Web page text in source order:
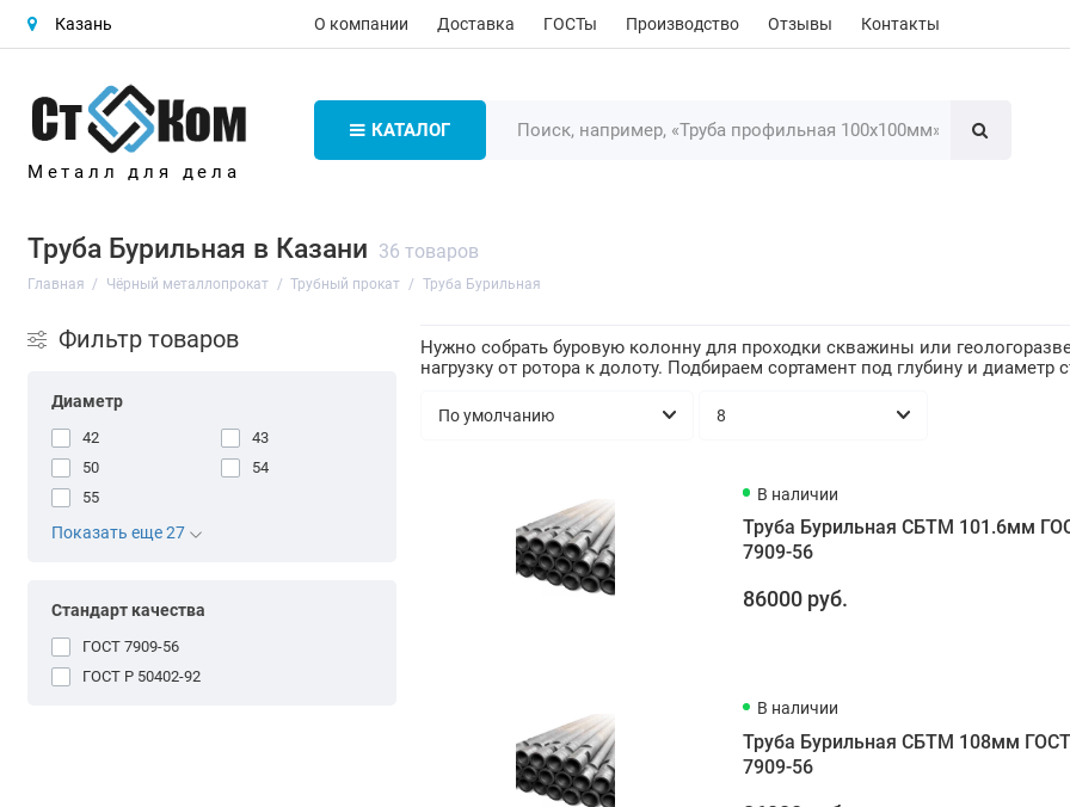
Казань О компании Доставка ГОСТы Производство Отзывы Контакты
Металл для дела
КАТАЛОГ
Труба Бурильная в Казани 36 товаров
Главная Чёрный металлопрокат Трубный прокат Труба Бурильная
Фильтр товаров
Диаметр
42
43
50
54
55
Показать еще 27
Стандарт качества
ГОСТ 7909-56
ГОСТ Р 50402-92
Нужно собрать буровую колонну для проходки скважины или
нагрузку от ротора к долоту. Подбираем сортамент под глубину и
В наличии
Труба Бурильная СБТМ 101.6мм
7909-56
86000 руб.
В наличии
Труба Бурильная СБТМ 108мм
7909-56